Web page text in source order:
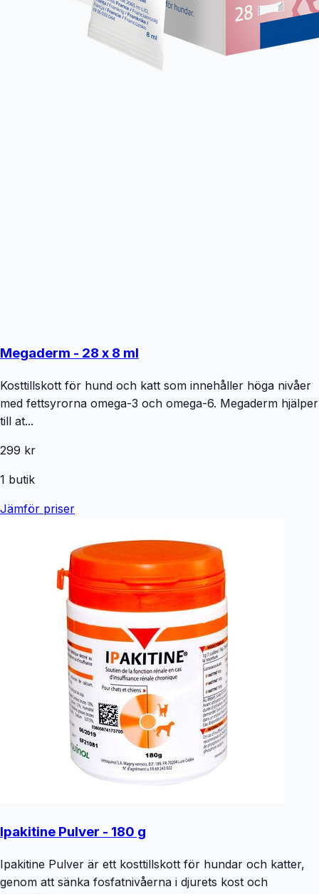
Megaderm - 28 x 8 ml
Kosttillskott för hund och katt som innehåller höga nivåer
med fettsyrorna omega-3 och omega-6. Megaderm hjälper
till at...
299 kr
1 butik
Jämför priser
Ipakitine Pulver - 180 g
Ipakitine Pulver är ett kosttillskott för hundar och katter,
genom att sänka fosfatnivåerna i djurets kost och